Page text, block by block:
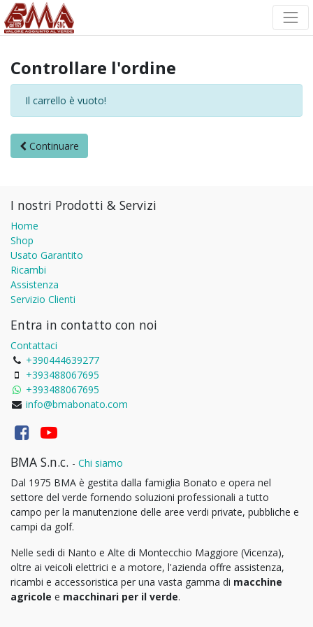
Controllare l'ordine
Il carrello è vuoto!
Continuare
I nostri Prodotti & Servizi
Home
Shop
Usato Garantito
Ricambi
Assistenza
Servizio Clienti
Entra in contatto con noi
Contattaci
+390444639277
+393488067695
+393488067695
info@bmabonato.com
BMA S.n.c. - Chi siamo
Dal 1975 BMA è gestita dalla famiglia Bonato e opera nel
settore del verde fornendo soluzioni professionali a tutto
campo per la manutenzione delle aree verdi private, pubbliche e
campi da golf.
Nelle sedi di Nanto e Alte di Montecchio Maggiore (Vicenza),
oltre ai veicoli elettrici e a motore, l'azienda offre assistenza,
ricambi e accessoristica per una vasta gamma di macchine
agricole e macchinari per il verde.